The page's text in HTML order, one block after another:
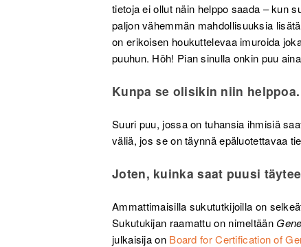
tietoja ei ollut näin helppo saada – kun
paljon vähemmän mahdollisuuksia
on erikoisen houkuttelevaa imuroida
puuhun. Höh! Pian sinulla onkin puu
Kunpa se olisikin niin helppoa.
Suuri puu, jossa on tuhansia ihmisiä
väliä, jos se on täynnä epäluotettavaa
Joten, kuinka saat puusi
Ammattimaisilla sukututkijoilla on
Sukutukijan raamattu on nimeltään
julkaisija on Board for Certification of